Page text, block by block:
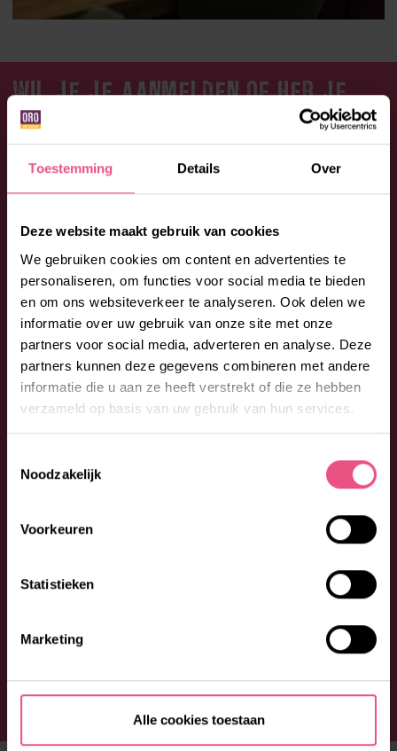
Toestemming Details Over
Deze website maakt gebruik van cookies
We gebruiken cookies om content en advertenties te
personaliseren, om functies voor social media te bieden
en om ons websiteverkeer te analyseren. Ook delen we
informatie over uw gebruik van onze site met onze
partners voor social media, adverteren en analyse. Deze
partners kunnen deze gegevens combineren met andere
informatie die u aan ze heeft verstrekt of die ze hebben
verzameld op basis van uw gebruik van hun services.
Noodzakelijk
Voorkeuren
Statistieken
Marketing
Alle cookies toestaan
WIL JE JE AANMELDEN OF HEB JE
EEN VRAAG?
Aarzel niet en neem contact op met ORO. Bel:0492 -